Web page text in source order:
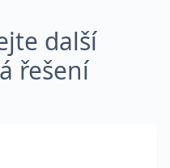
další
řešení